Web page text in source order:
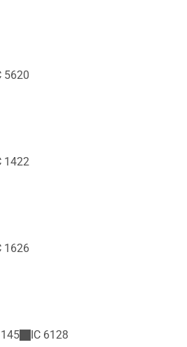
5620
1422
1626
145 IC 6128